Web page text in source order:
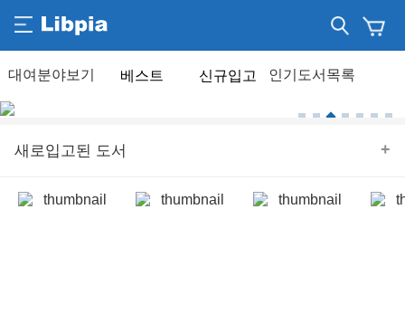
베스트 신규입고
새로입고된 도서 +